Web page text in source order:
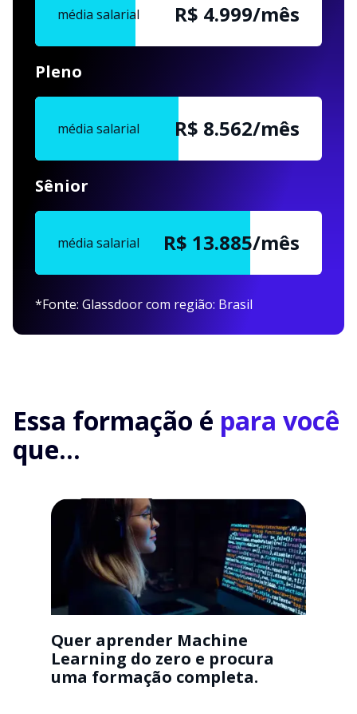
média salarial R$ 5.000/mês
Pleno
média salarial R$ 8.563/mês
Sênior
média salarial R$ 13.886/mês
*Fonte: Glassdoor com região: Brasil
Essa formação é para você
que...
Quer aprender Machine
Learning do zero e procura
uma formação completa.